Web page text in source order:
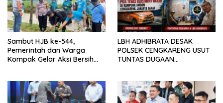
Sambut HJB ke-544,
Pemerintah dan Warga
Kompak Gelar Aksi Bersih
LBH ADHIBRATA DESAK
POLSEK CENGKARENG USUT
TUNTAS DUGAAN